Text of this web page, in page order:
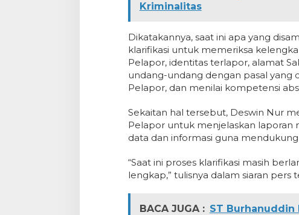
Kriminalitas
Dikatakannya, saat ini apa yang
klarifikasi untuk memeriksa
Pelapor, identitas terlapor, alamat
undang-undang dengan pasal yang
Pelapor, dan menilai kompetensi
Sekaitan hal tersebut, Deswin Nur
Pelapor untuk menjelaskan laporan
data dan informasi guna
“Saat ini proses klarifikasi masih
lengkap,” tulisnya dalam siaran pers
BACA JUGA : ST Burhanuddin